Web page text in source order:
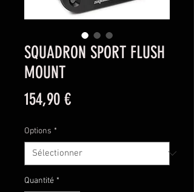
SQUADRON SPORT FLUSH
MOUNT
154,90 €Prix
Options *
Quantité *